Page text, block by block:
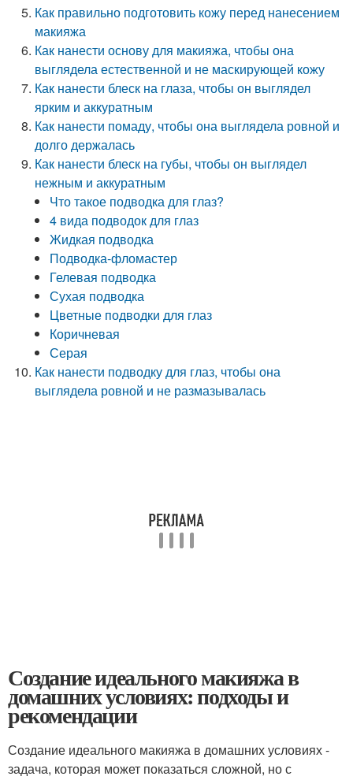
Как правильно подготовить кожу перед нанесением
макияжа
Как нанести основу для макияжа, чтобы она
выглядела естественной и не маскирующей кожу
Как нанести блеск на глаза, чтобы он выглядел
ярким и аккуратным
Как нанести помаду, чтобы она выглядела ровной и
долго держалась
Как нанести блеск на губы, чтобы он выглядел
нежным и аккуратным
Что такое подводка для глаз?
4 вида подводок для глаз
Жидкая подводка
Подводка-фломастер
Гелевая подводка
Сухая подводка
Цветные подводки для глаз
Коричневая
Серая
Как нанести подводку для глаз, чтобы она
выглядела ровной и не размазывалась
Создание идеального макияжа в
домашних условиях: подходы и
рекомендации
Создание идеального макияжа в домашних условиях -
задача, которая может показаться сложной, но с